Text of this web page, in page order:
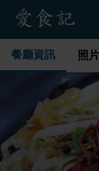
餐廳資訊 照片